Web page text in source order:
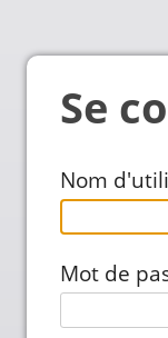
Se
Nom
Mot de